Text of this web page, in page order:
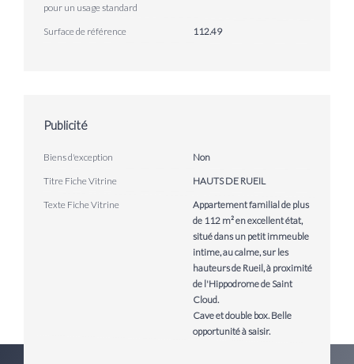
pour un usage standard
Surface de référence 112.49
Publicité
Biens d'exception
Non
Titre Fiche Vitrine
HAUTS DE RUEIL
Texte Fiche Vitrine
Appartement familial de plus
de 112 m² en excellent état,
situé dans un petit immeuble
intime, au calme, sur les
hauteurs de Rueil, à proximité
de l'Hippodrome de Saint
Cloud.
Cave et double box. Belle
opportunité à saisir.